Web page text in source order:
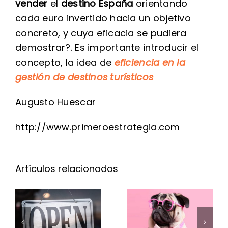
vender el destino España orientando
cada euro invertido hacia un objetivo
concreto, y cuya eficacia se pudiera
demostrar?. Es importante introducir el
concepto, la idea de eficiencia en la
gestión de destinos turísticos
Augusto Huescar
http://www.primeroestrategia.com
Artículos relacionados
El retail
que solo
compite
estrategia
de